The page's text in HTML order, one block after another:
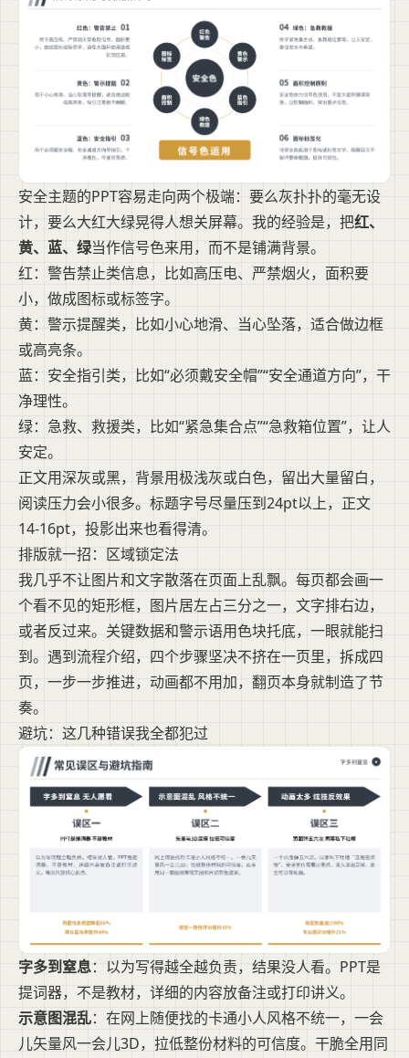
安全主题的PPT容易走向两个极端：要么灰扑扑的毫无设
计，要么大红大绿晃得人想关屏幕。我的经验是，把红、
黄、蓝、绿当作信号色来用，而不是铺满背景。
红：警告禁止类信息，比如高压电、严禁烟火，面积要
小，做成图标或标签字。
黄：警示提醒类，比如小心地滑、当心坠落，适合做边框
或高亮条。
蓝：安全指引类，比如“必须戴安全帽”“安全通道方向”，干
净理性。
绿：急救、救援类，比如“紧急集合点”“急救箱位置”，让人
安定。
正文用深灰或黑，背景用极浅灰或白色，留出大量留白，
阅读压力会小很多。标题字号尽量压到24pt以上，正文
14-16pt，投影出来也看得清。
排版就一招：区域锁定法
我几乎不让图片和文字散落在页面上乱飘。每页都会画一
个看不见的矩形框，图片居左占三分之一，文字排右边，
或者反过来。关键数据和警示语用色块托底，一眼就能扫
到。遇到流程介绍，四个步骤坚决不挤在一页里，拆成四
页，一步一步推进，动画都不用加，翻页本身就制造了节
奏。
避坑：这几种错误我全都犯过
字多到窒息：以为写得越全越负责，结果没人看。PPT是
提词器，不是教材，详细的内容放备注或打印讲义。
示意图混乱：在网上随便找的卡通小人风格不统一，一会
儿矢量风一会儿3D，拉低整份材料的可信度。干脆全用同